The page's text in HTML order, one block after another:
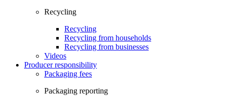
Recycling
Recycling
Recycling from households
Recycling from businesses
Videos
Producer responsibility
Packaging fees
Packaging reporting